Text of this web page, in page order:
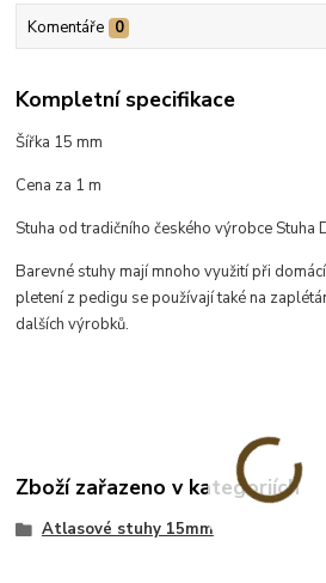
Komentáře 0
Kompletní specifikace
Šířka 15 mm
Cena za 1 m
Stuha od tradičního českého výrobce Stuha
Barevné stuhy mají mnoho využití při
pletení z pedigu se používají také na
dalších výrobků.
Zboží zařazeno v kategoriích
Atlasové stuhy 15mm